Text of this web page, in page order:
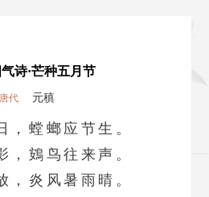
诗·芒种五月节
唐代 元稹
，螳螂应节生。
，鴳鸟往来声。
，炎风暑雨晴。